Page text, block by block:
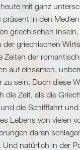
mit ganz
präsent in den
griechischen Inseln,
der griechischen
Zeiten der
auf einsamen,
zu sein. Doch diese
die Zeit, als die
die Schifffahrt
Lebens von vielen
daran
Und natürlich in der